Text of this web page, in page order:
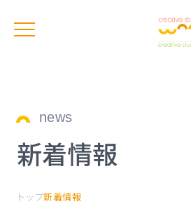
news
新着情報
トップ新着情報